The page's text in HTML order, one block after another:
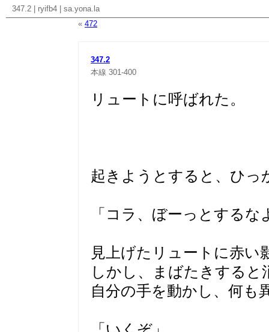
347.2 ryifb4
sa.yona.la
« 472
347.2
本線 301-400
リュートに呼ばれた。
起きようとすると、ひっ
「コラ、ぼーっとするな
見上げたリュートに赤い
しかし、まばたきする
自分の手を動かし、何も